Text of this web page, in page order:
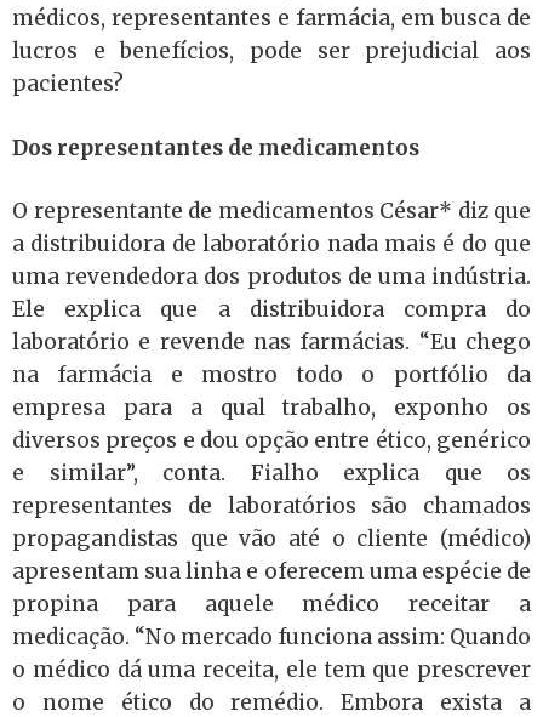
médicos, representantes e farmácia, em busca de
lucros e benefícios, pode ser prejudicial aos
pacientes?
Dos representantes de medicamentos
O representante de medicamentos César* diz que
a distribuidora de laboratório nada mais é do que
uma revendedora dos produtos de uma indústria.
Ele explica que a distribuidora compra do
laboratório e revende nas farmácias. “Eu chego
na farmácia e mostro todo o portfólio da
empresa para a qual trabalho, exponho os
diversos preços e dou opção entre ético, genérico
e similar”, conta. Fialho explica que os
representantes de laboratórios são chamados
propagandistas que vão até o cliente (médico)
apresentam sua linha e oferecem uma espécie de
propina para aquele médico receitar a
medicação. “No mercado funciona assim: Quando
o médico dá uma receita, ele tem que prescrever
o nome ético do remédio. Embora exista a